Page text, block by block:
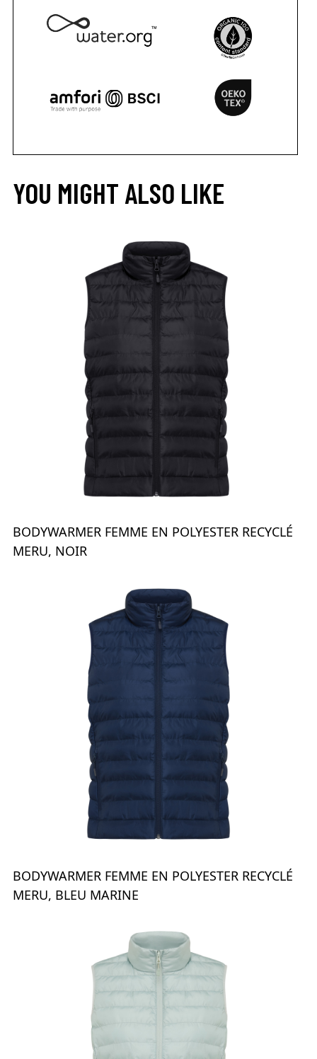
YOU MIGHT ALSO LIKE
BODYWARMER FEMME EN POLYESTER RECYCLÉ
MERU, NOIR
BODYWARMER FEMME EN POLYESTER RECYCLÉ
MERU, BLEU MARINE